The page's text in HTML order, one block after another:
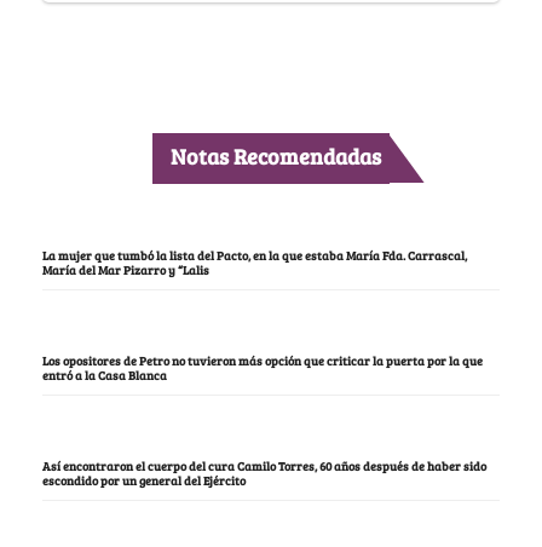
Notas Recomendadas
La mujer que tumbó la lista del Pacto, en la que estaba María Fda. Carrascal,
María del Mar Pizarro y “Lalis
Los opositores de Petro no tuvieron más opción que criticar la puerta por la que
entró a la Casa Blanca
Así encontraron el cuerpo del cura Camilo Torres, 60 años después de haber sido
escondido por un general del Ejército